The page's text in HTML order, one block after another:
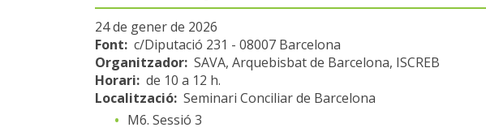
24 de gener de 2026
Font: c/Diputació 231 - 08007 Barcelona
Organitzador: SAVA, Arquebisbat de Barcelona, ISCREB
Horari: de 10 a 12 h.
Localització Seminari Conciliar de Barcelona
M6. Sessió 3